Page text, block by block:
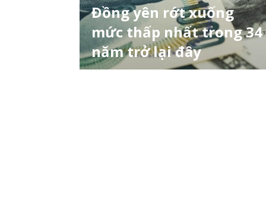
Đồng yên rớt xuống
mức thấp nhất trong 34
năm trở lại đây
Đồng yên giảm xuống dưới mức 153 so với